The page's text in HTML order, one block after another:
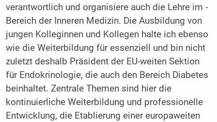
verantwortlich und organisiere auch die Lehre im ­
Bereich der Inneren Medizin. Die Ausbildung von
jungen Kolleginnen und Kollegen halte ich ebenso
wie die Weiter­bildung für essenziell und bin nicht
zuletzt deshalb Präsident der EU-weiten Sektion
für Endokrinologie, die auch den Bereich Diabetes
beinhaltet. ­Zentrale Themen sind hier die
kontinuierliche Weiterbildung und professionelle
Entwicklung, die Etablierung einer europa­weiten